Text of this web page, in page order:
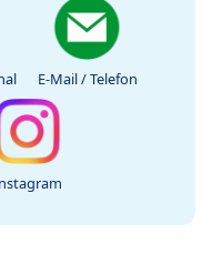
E-Mail / Telefon